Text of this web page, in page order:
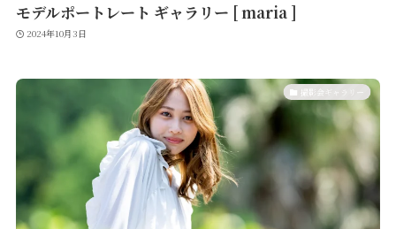
モデルポートレート ギャラリー [ maria ]
2024年10月3日
撮影会ギャラリー